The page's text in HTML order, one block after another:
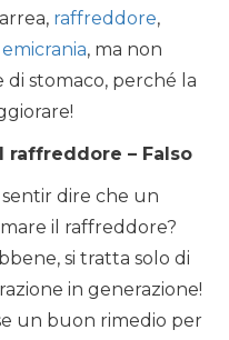
raffreddore,
emicrania, ma non
stomaco, perché la
– Falso
dire che un
il raffreddore?
si tratta solo di
in generazione!
un buon rimedio per